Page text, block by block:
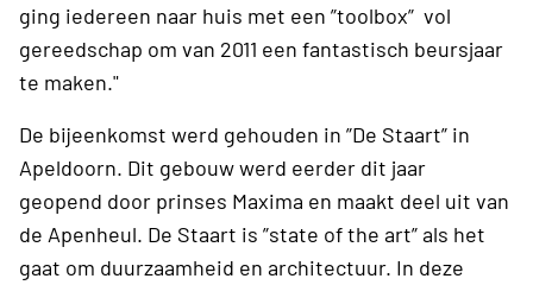
ging iedereen naar huis met een ”toolbox” vol
gereedschap om van 2011 een fantastisch beursjaar
te maken."
De bijeenkomst werd gehouden in ”De Staart” in
Apeldoorn. Dit gebouw werd eerder dit jaar
geopend door prinses Maxima en maakt deel uit van
de Apenheul. De Staart is ”state of the art” als het
gaat om duurzaamheid en architectuur. In deze